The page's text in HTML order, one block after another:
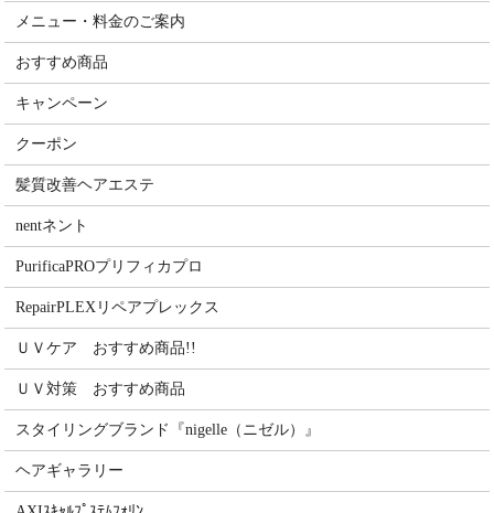
メニュー・料金のご案内
おすすめ商品
キャンペーン
クーポン
髪質改善ヘアエステ
nentネント
PurificaPROプリフィカプロ
RepairPLEXリペアプレックス
ＵＶケア おすすめ商品!!
ＵＶ対策 おすすめ商品
スタイリングブランド『nigelle（ニゼル）』
ヘアギャラリー